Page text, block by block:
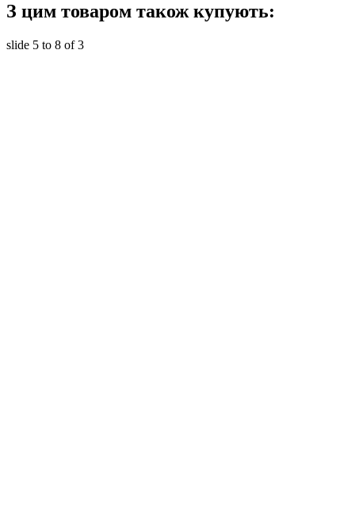
З цим товаром також купують:
slide 5 to 8 of 3